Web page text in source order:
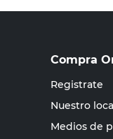
Compra
Registrate
Nuestro
Medios de